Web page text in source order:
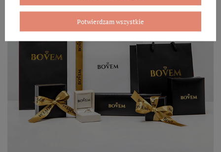
Potwierdzam wszystkie